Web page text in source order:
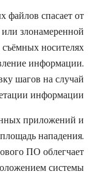
файлов спасает от
злонамеренной
носителях
информации.
шагов на случай
информации.
приложений и
нападения.
ПО облегчает
системы.